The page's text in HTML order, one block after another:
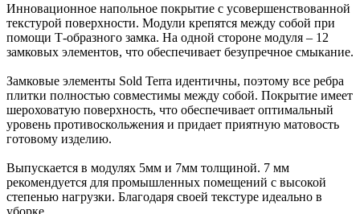
Инновационное напольное покрытие с усовершенствованной
текстурой поверхности. Модули крепятся между собой при
помощи Т-образного замка. На одной стороне модуля – 12
замковых элементов, что обеспечивает безупречное смыкание.
Замковые элементы Sold Terra идентичны, поэтому все ребра
плитки полностью совместимы между собой. Покрытие имеет
шероховатую поверхность, что обеспечивает оптимальный
уровень противоскольжения и придает приятную матовость
готовому изделию.
Выпускается в модулях 5мм и 7мм толщиной. 7 мм
рекомендуется для промышленных помещений с высокой
степенью нагрузки. Благодаря своей текстуре идеально в
уборке.